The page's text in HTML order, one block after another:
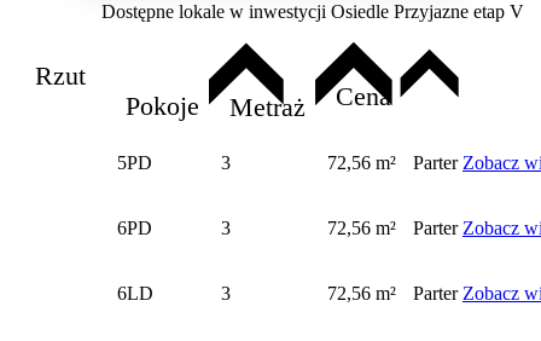
Dostępne lokale w inwestycji Osiedle Przyjazne etap V
Rzut
Pokoje
Metraż Cena
5PD 3 72,56 m² Parter Zobacz
6PD 3 72,56 m² Parter Zobacz
6LD 3 72,56 m² Parter Zobacz